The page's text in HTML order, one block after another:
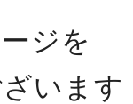
ジを
います